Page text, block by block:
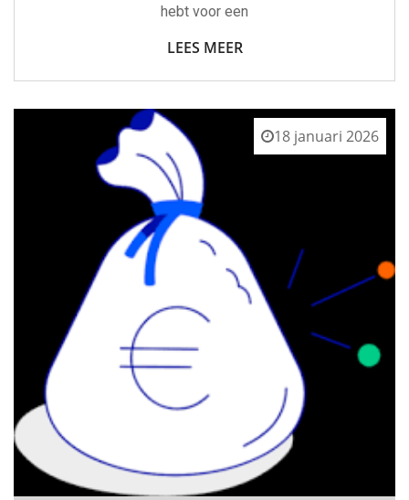
hebt voor een
LEES MEER
18 januari 2026